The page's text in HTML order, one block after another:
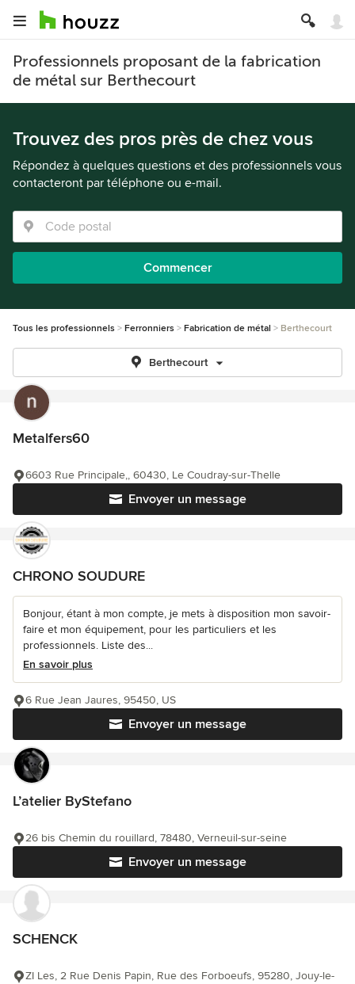
Professionnels proposant de la fabrication
de métal sur Berthecourt
Trouvez des pros près de chez vous
Répondez à quelques questions et des professionnels vous
contacteront par téléphone ou e-mail.
Commencer
Tous les professionnels Ferronniers Fabrication de métal Berthecourt
Berthecourt
Metalfers60
Envoyer un message
6603 Rue Principale,, 60430, Le Coudray-sur-Thelle
CHRONO SOUDURE
Bonjour, étant à mon compte, je mets à disposition mon savoir-
faire et mon équipement, pour les particuliers et les
professionnels. Liste des...
En savoir plus
Envoyer un message
6 Rue Jean Jaures, 95450, US
L’atelier ByStefano
Envoyer un message
26 bis Chemin du rouillard, 78480, Verneuil-sur-seine
SCHENCK
ZI Les, 2 Rue Denis Papin, Rue des Forboeufs, 95280, Jouy-le-